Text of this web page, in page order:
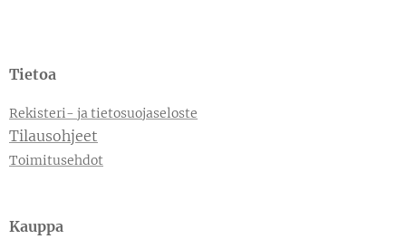
Tietoa
Rekisteri- ja tietosuojaseloste
Tilausohjeet
Toimitusehdot
Kauppa